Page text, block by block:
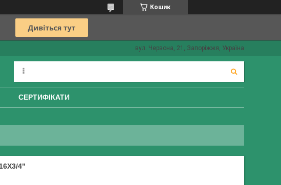
Кошик
вул. Червона, 21, Запоріжжя, Україна
СЕРТИФІКАТИ
4"